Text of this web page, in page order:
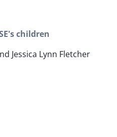
children
Jessica Lynn Fletcher